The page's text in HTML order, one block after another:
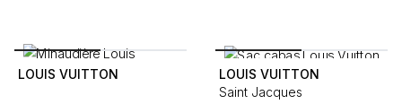
LOUIS VUITTON
LOUIS VUITTON
Saint Jacques